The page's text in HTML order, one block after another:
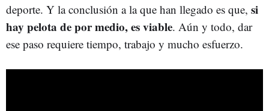
deporte. Y la conclusión a la que han llegado es que, si
hay pelota de por medio, es viable. Aún y todo, dar
ese paso requiere tiempo, trabajo y mucho esfuerzo.